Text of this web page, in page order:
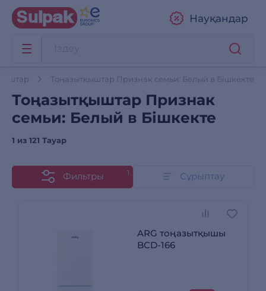
Науқандар
Тоңазытқыштар Признак семьи: Белый в Бішкекте
Тоңазытқыштар Признак
семьи: Белый в Бішкекте
1 из 121 Тауар
Фильтры 1 Сұрыптау
ARG тоңазытқышы
BCD-166